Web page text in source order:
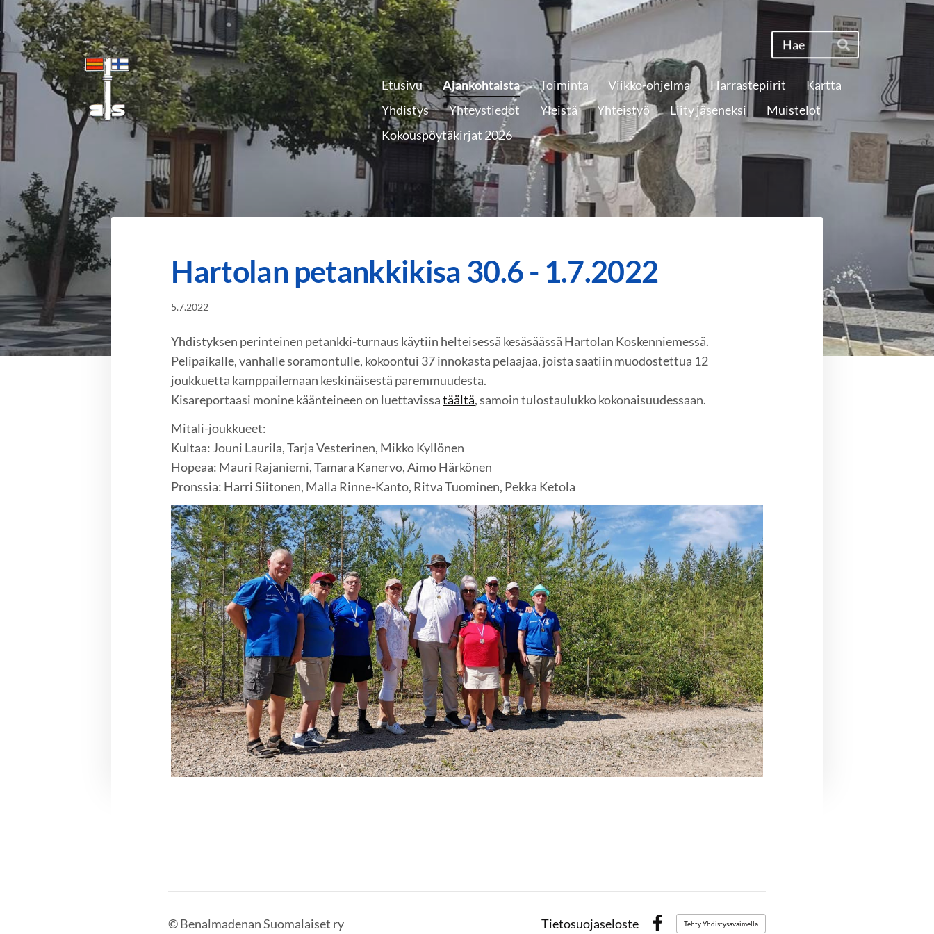
Siirry
sivun
sisältöön
Haku
Hae
Benalmadenan Suomalaiset ry
Etusivu Ajankohtaista Toiminta Viikko-ohjelma Harrastepiirit
Kartta
Yhdistys
Yhteystiedot Yleistä Yhteistyö Liity jäseneksi
Muistelot
Kokouspöytäkirjat 2026
Hartolan petankkikisa 30.6 - 1.7.2022
5.7.2022
Yhdistyksen perinteinen petankki-turnaus käytiin helteisessä kesäsäässä Hartolan Koskenniemessä.
Pelipaikalle, vanhalle soramontulle, kokoontui 37 innokasta pelaajaa, joista saatiin muodostettua 12
joukkuetta kamppailemaan keskinäisestä paremmuudesta.
Kisareportaasi monine käänteineen on luettavissatäältä, samoin tulostaulukko kokonaisuudessaan.
Mitali-joukkueet:
Kultaa: Jouni Laurila, Tarja Vesterinen, Mikko Kyllönen
Hopeaa: Mauri Rajaniemi, Tamara Kanervo, Aimo Härkönen
Pronssia: Harri Siitonen, Malla Rinne-Kanto, Ritva Tuominen, Pekka Ketola
©Benalmadenan Suomalaiset ry
Tietosuojaseloste
Tehty Yhdistysavaimella